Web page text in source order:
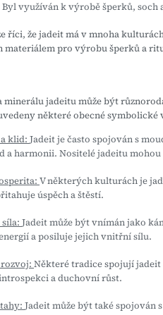
využíván k výrobě šperků, soch
říci, že jadeit má v mnoha
materiálem pro výrobu šperků a
minerálu jadeitu může být
některé obecné symbolické
klid: Jadeit je často spojován s
a harmonii. Nositelé jadeitu
V některých kulturách je
úspěch a štěstí.
síla: Jadeit může být vnímán jako
a posiluje jejich vnitřní sílu.
Některé tradice spojují jadeit
a duchovní růst.
Jadeit může být také spojován